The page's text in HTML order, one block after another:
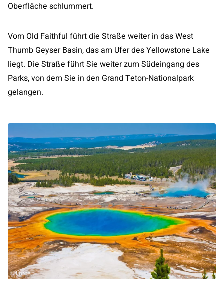
Oberfläche schlummert.
Vom Old Faithful führt die Straße weiter in das West
Thumb Geyser Basin, das am Ufer des Yellowstone Lake
liegt. Die Straße führt Sie weiter zum Südeingang des
Parks, von dem Sie in den Grand Teton-Nationalpark
gelangen.
© Lorcel